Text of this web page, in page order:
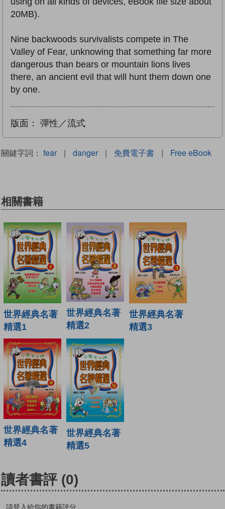
20MB).
Nine backwoods survivalists compete in The
Valley of Fear, unknowing that something far more
dangerous than bears or mountain lions lives
there, an ancient evil that will hunt them down one
by one.
版面： 彈性／流式
關鍵字詞： fear | danger | 免費電子書 | Free eBook
相關書籍
世界經典名著
精選1
世界經典名著
精選2
世界經典名著
精選3
世界經典名著
精選4
世界經典名著
精選5
讀者書評 (0)
請登入給你的書籍評分